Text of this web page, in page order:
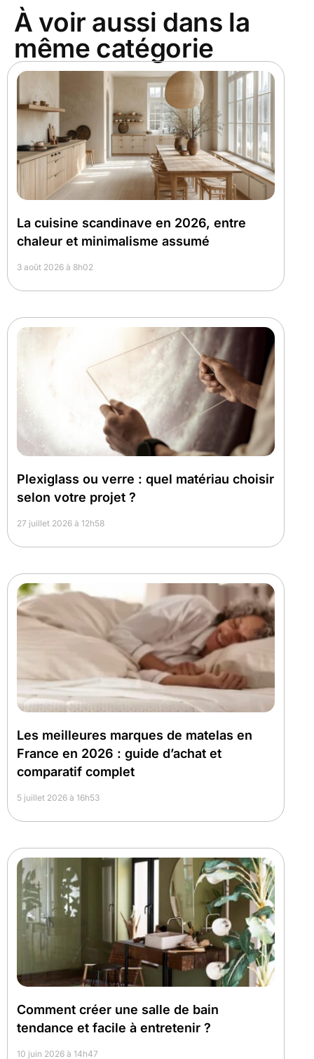
À voir aussi dans la
même catégorie
La cuisine scandinave en 2026, entre
chaleur et minimalisme assumé
3 août 2026 à 8h02
Plexiglass ou verre : quel matériau choisir
selon votre projet ?
27 juillet 2026 à 12h58
Les meilleures marques de matelas en
France en 2026 : guide d’achat et
comparatif complet
5 juillet 2026 à 16h53
Comment créer une salle de bain
tendance et facile à entretenir ?
10 juin 2026 à 14h47